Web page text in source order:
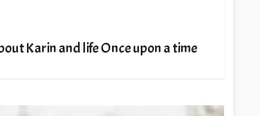
Karin and life Once upon a time,[...]